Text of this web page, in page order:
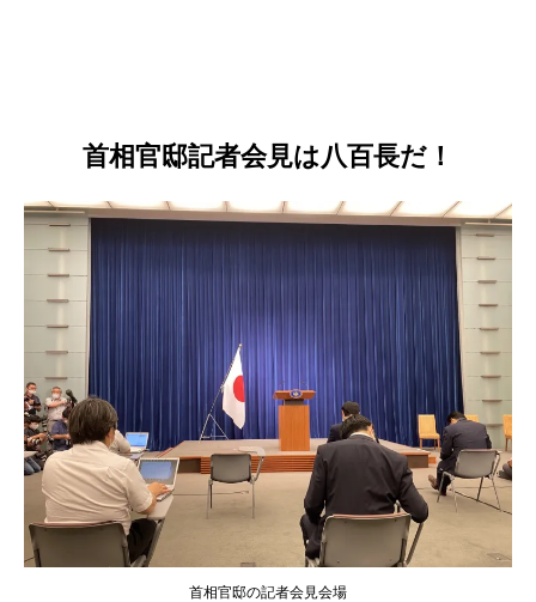
首相官邸記者会見は八百長だ！
首相官邸の記者会見会場